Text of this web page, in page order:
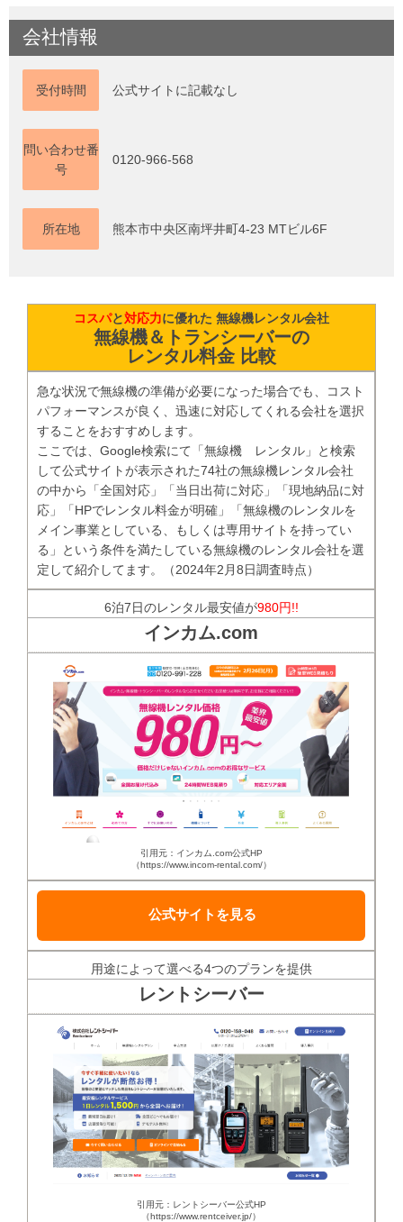
会社情報
受付時間 公式サイトに記載なし
問い合わせ番
号
0120-966-568
所在地 熊本市中央区南坪井町4-23 MTビル6F
コスパと対応力に優れた 無線機レンタル会社
無線機＆トランシーバーの
レンタル料金 比較
急な状況で無線機の準備が必要になった場合でも、コスト
パフォーマンスが良く、迅速に対応してくれる会社を選択
することをおすすめします。
ここでは、Google検索にて「無線機 レンタル」と検索
して公式サイトが表示された74社の無線機レンタル会社
の中から「全国対応」「当日出荷に対応」「現地納品に対
応」「HPでレンタル料金が明確」「無線機のレンタルを
メイン事業としている、もしくは専用サイトを持ってい
る」という条件を満たしている無線機のレンタル会社を選
定して紹介してます。（2024年2月8日調査時点）
6泊7日のレンタル最安値が980円!!
インカム.com
引用元：インカム.com公式HP
（https://www.incom-rental.com/）
公式サイトを見る
用途によって選べる4つのプランを提供
レントシーバー
引用元：レントシーバー公式HP
（https://www.rentceiver.jp/）